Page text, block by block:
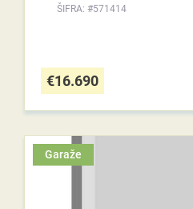
ŠIFRA: #571414
€16.690
Garaže